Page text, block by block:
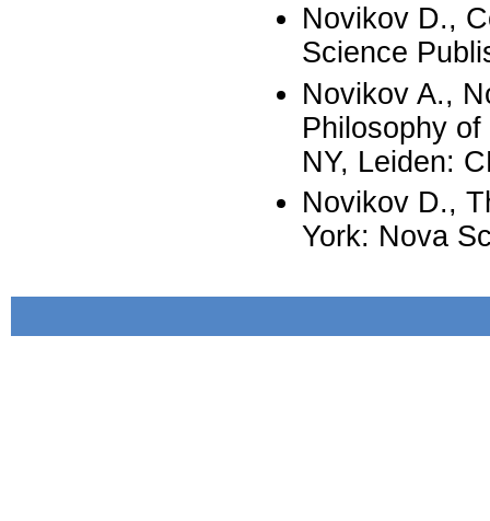
Novikov D.,
Science
Novikov A.,
Philosophy
NY, Leiden:
Novikov D.,
York: Nova